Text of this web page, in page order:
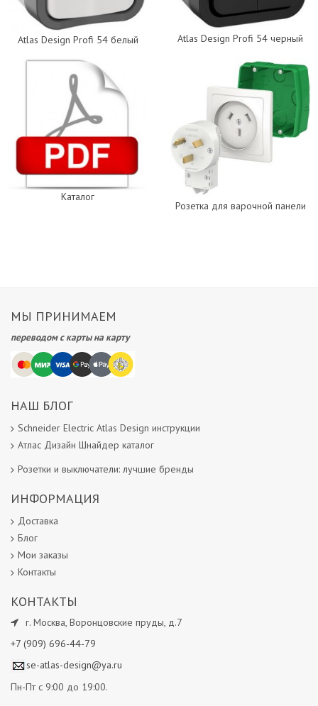
Atlas Design Profi 54 белый Atlas Design Profi 54 черный
Каталог
Розетка для варочной панели
МЫ ПРИНИМАЕМ
переводом с карты на карту
НАШ БЛОГ
Schneider Electric Atlas Design инструкции
Атлас Дизайн Шнайдер каталог
Розетки и выключатели: лучшие бренды
ИНФОРМАЦИЯ
Доставка
Блог
Мои заказы
Контакты
КОНТАКТЫ
г. Москва, Воронцовские пруды, д.7
+7 (909) 696-44-79
se-atlas-design@ya.ru
Пн-Пт с 9:00 до 19:00.